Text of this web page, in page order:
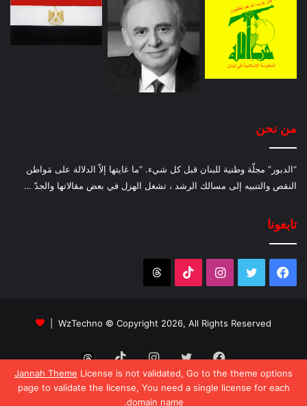
Jannah Theme License is not validated, Go to the theme options
page to validate the license, You need a single license for each
domain name.
من نحن
“الدبور” مجلّة وطنية للبنان قبل كل شيء. “ما غايتها إلاّ الدلالة على مَواطن
النقص والتنبيه إلى مسالك الرشد ، تشغل الهزل في بعض مقالاتها والجدّ …
تابعونا
فيسبوك تويتر انستقرام‫TikTok
WzTechno © Copyright 2026, All Rights Reserved |
فيسبوكتويتر انستقرام‫TikTok
Threads